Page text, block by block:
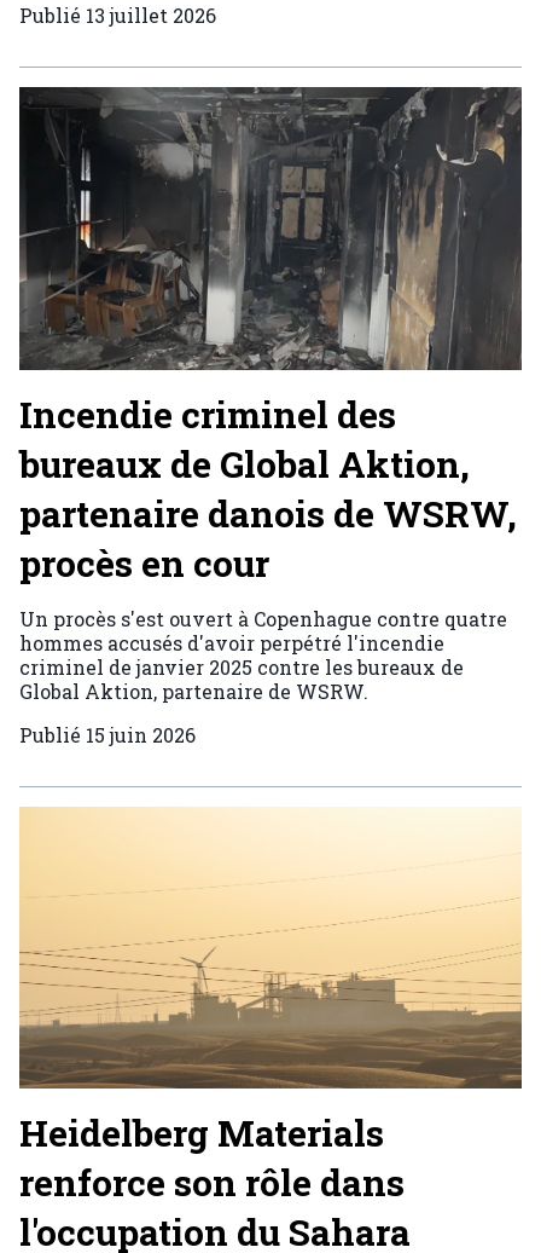
Publié 13 juillet 2026
Incendie criminel des
bureaux de Global Aktion,
partenaire danois de WSRW,
procès en cour
Un procès s'est ouvert à Copenhague contre quatre
hommes accusés d'avoir perpétré l'incendie
criminel de janvier 2025 contre les bureaux de
Global Aktion, partenaire de WSRW.
Publié 15 juin 2026
Heidelberg Materials
renforce son rôle dans
l'occupation du Sahara